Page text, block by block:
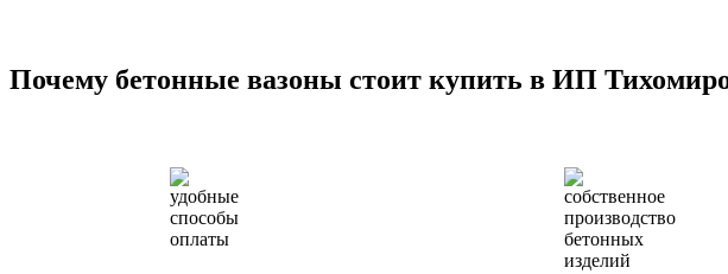
Почему бетонные вазоны стоит купить в ИП